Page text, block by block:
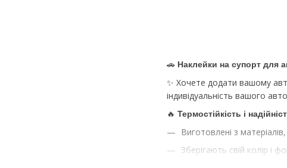
🚗 Наклейки на супорт для
✨ Хочете додати вашому
індивідуальність вашого
🔥 Термостійкість і
Виготовлені з
Зберігають свій колір і